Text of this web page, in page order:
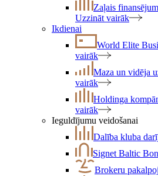
Zaļais
Uzzināt vairāk
Ikdienai
World Elite
vairāk
Maza un vidēja
vairāk
Holdinga
vairāk
Ieguldījumu veidošanai
Dalība kluba
Signet Baltic
Brokeru